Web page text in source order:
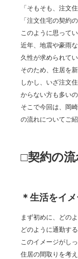
「そもそも、注文
「注文住宅の契約
このように思って
近年、地震や豪雨
久性が求められてい
そのため、住居を
しかし、いざ注文
からない方も多い
そこで今回は、岡
の流れについてご紹
□契約の
＊生活をイ
まず初めに、どの
どのように通勤す
このイメージがし
住居の間取りを考